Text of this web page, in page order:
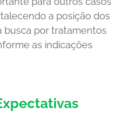
a posição dos
busca por tratamentos
as indicações